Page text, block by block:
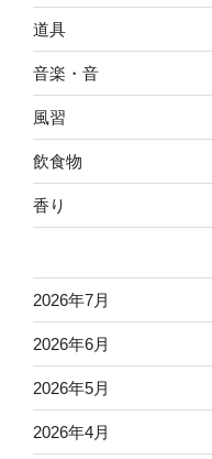
道具
音楽・音
風習
飲食物
香り
2026年7月
2026年6月
2026年5月
2026年4月